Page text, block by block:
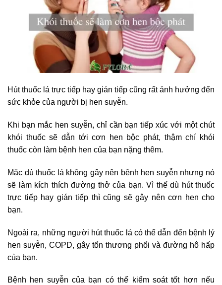
Hút thuốc lá trực tiếp hay gián tiếp cũng rất ảnh hưởng đến
sức khỏe của người bị hen suyễn.
Khi bạn mắc hen suyễn, chỉ cần bạn tiếp xúc với một chút
khói thuốc sẽ dẫn tới cơn hen bộc phát, thậm chí khói
thuốc còn làm bệnh hen của bạn nặng thêm.
Mặc dù thuốc lá không gây nên bệnh hen suyễn nhưng nó
sẽ làm kích thích đường thở của bạn. Vì thế dù hút thuốc
trực tiếp hay gián tiếp thì cũng sẽ gây nên cơn hen cho
bạn.
Ngoài ra, những người hút thuốc lá có thể dẫn đến bệnh lý
hen suyễn, COPD, gây tổn thương phổi và đường hô hấp
của bạn.
Bệnh hen suyễn của bạn có thể kiểm soát tốt hơn nếu